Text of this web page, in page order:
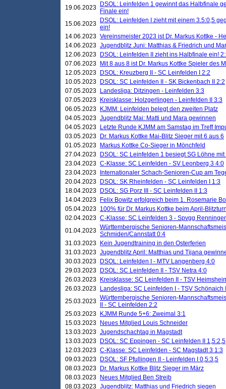
19.06.2023
DSOL: Leinfelden 1 gewinnt das Halbfinale
Finale ein!
15.06.2023
DSOL: Leinfelden I zieht mit einem 3.5:0,5
ein!
14.06.2023 Vereinsmeister 2023 ist Dr. Markus Kottke -
14.06.2023 Jugendblitz Juni: Matthias & Friedrich und
12.06.2023
DSOL: Leinfelden II zieht ins Halbfinale ein!
07.06.2023
Mit 8 aus 8 ist Dr. Markus Kottke Spieler des
12.05.2023
DSOL: Kreuzberg II - SC Leinfelden I 2:2
10.05.2023
DSOL: SC Leinfelden II - SK Bickenbach II 2:2
07.05.2023
Landesliga: Ditzingen - Leinfelden 3:3
07.05.2023
Kreisklasse: Holzgerlingen - Leinfelden II 3:3
06.05.2023
KJMM: Leinfelden belegt den zweiten Platz
04.05.2023 Jugendblitz Mai: Matti und Mara gewinnen
04.05.2023
Letzte Runde KJMM am Samstag im Treff
03.05.2023
Dr. Markus Kottke Mai-Blitz Sieger mit 6 aus 6
01.05.2023
Markus Kottke Co-Sieger in Mönchfeld
27.04.2023
DSOL: SC Leinfelden 1 besiegt SG Löhne mit
23.04.2023 C-Klasse: SC Leinfelden - SV Leonberg 3 4:0
23.04.2023
Internationaler Schach-Senioren-Cup am
20.04.2023
DSOL: SK Rheinfelden - SC Leinfelden I 1:3
18.04.2023
DSOL: SG Porz III - SC Leinfelden II 1:3
14.04.2023
Felix Bowitz erfolgreich beim 1. Rosemarie
05.04.2023 100% für Dr. Markus Kottke beim April-
02.04.2023 C-Klasse: SC Leinfelden 3 - Spvgg
01.04.2023 Württembergische Senioren-
Schmiden/Cannstatt 0:4
31.03.2023
Kein Jugendtraining in den Osterferien
31.03.2023 Jugendblitz April: Matthias und Tijana
30.03.2023
DSOL: Leinfelden I - MTV Langenberg 4:0
29.03.2023
DSOL: SC Leinfelden II - TSV Netra 4:0
26.03.2023
Kreisklasse: SC Leinfelden II - TSV
26.03.2023
Landesliga: SC Leinfelden I - TSV Schönaich
25.03.2023 Württembergische Senioren-
II - SC Leinfelden 2:2
25.03.2023
KJMM Runde 5+6: Zweimal 3:1
15.03.2023
Neues Mitglied Louis Schneider
13.03.2023 Jugendschachtag in Magstadt
13.03.2023
DSOL: SC Eppingen - SC Leinfelden II 1,5:2,5
12.03.2023 C-Klasse: SC Leinfelden - SC Magstadt 3 1:3
09.03.2023
DSOL: SF Pfullingen II - Leinfelden I 0,5:3,5
08.03.2023
Dr. Markus Kottke Blitz Sieger im März
08.03.2023
Neues Mitglied Ben Streib
08.03.2023 Jugendblitz: Matthias und Friedrich siegen